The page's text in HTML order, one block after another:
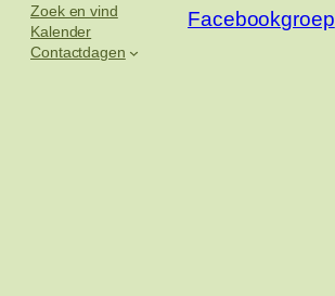
Zoek en vind
Kalender
Contactdagen
Facebookgroep